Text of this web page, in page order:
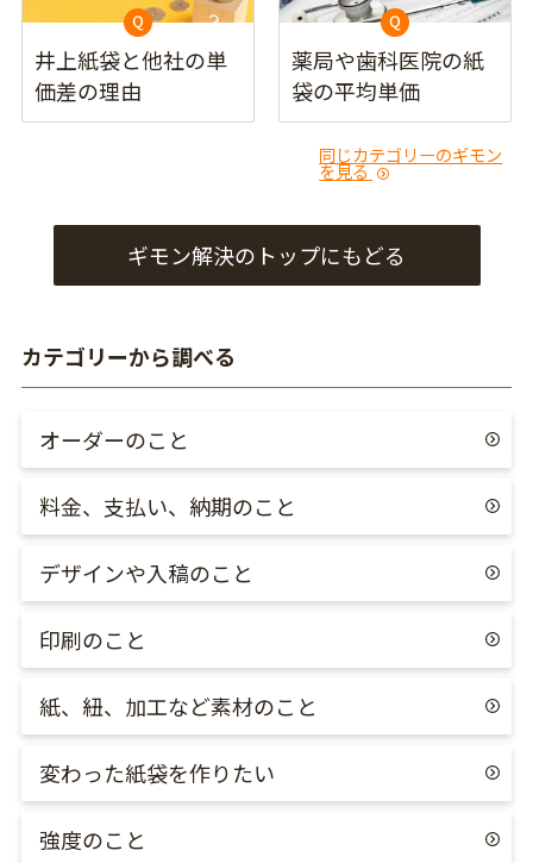
井上紙袋と他社の単
価差の理由
薬局や歯科医院の紙
袋の平均単価
同じカテゴリーのギモン
を見る
ギモン解決のトップにもどる
カテゴリーから調べる
オーダーのこと
料金、支払い、納期のこと
デザインや入稿のこと
印刷のこと
紙、紐、加工など素材のこと
変わった紙袋を作りたい
強度のこと